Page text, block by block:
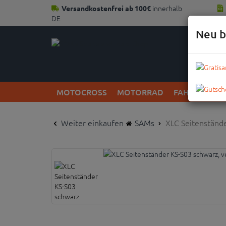
Versandkostenfrei ab 100€ innerhalb
DE
MOTOCROSS MOTORRAD FAHRRAD
Weiter einkaufen SAMs XLC
Neu